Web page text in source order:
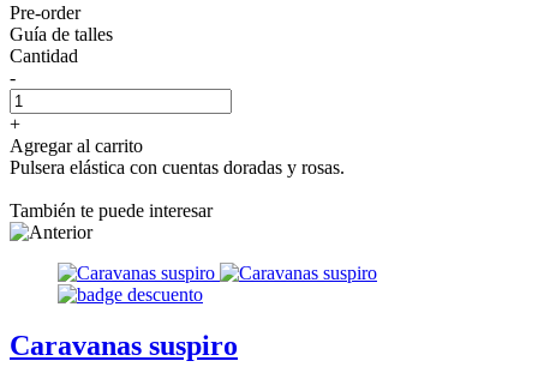
Pre-order
Guía de talles
Cantidad
-
+
Agregar al carrito
Pulsera elástica con cuentas doradas y rosas.
También te puede interesar
Caravanas suspiro